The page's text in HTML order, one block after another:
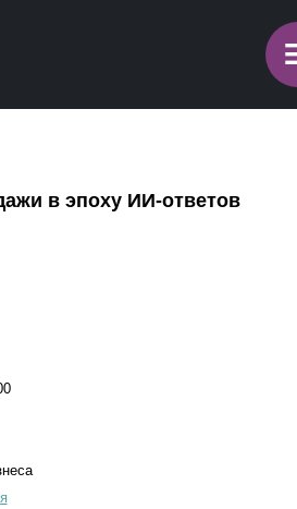
в эпоху ИИ-ответов